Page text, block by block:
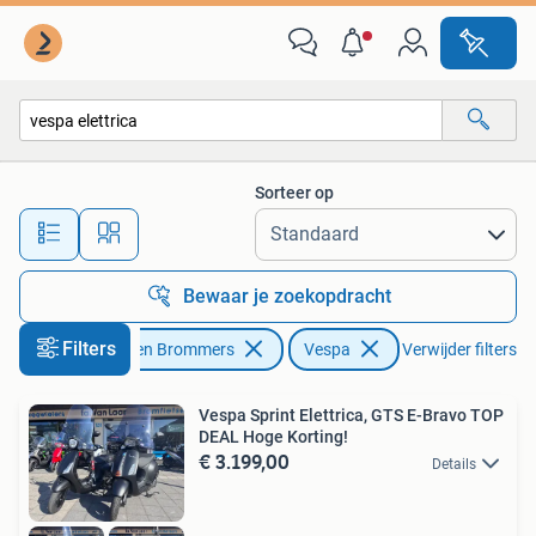
Alle afstanden…
Sorteer op
Bewaar je zoekopdracht
Filters
Fietsen en Brommers Vespa Verwijder filters
Vespa Sprint Elettrica, GTS E-Bravo TOP
DEAL Hoge Korting!
€ 3.199,00 Details